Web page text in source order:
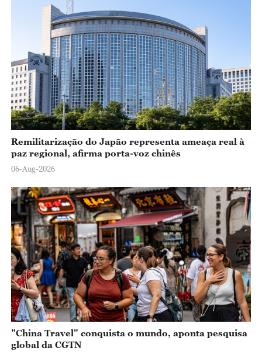
Remilitarização do Japão representa ameaça real à
paz regional, afirma porta-voz chinês
06-Aug-2026
"China Travel" conquista o mundo, aponta pesquisa
global da CGTN